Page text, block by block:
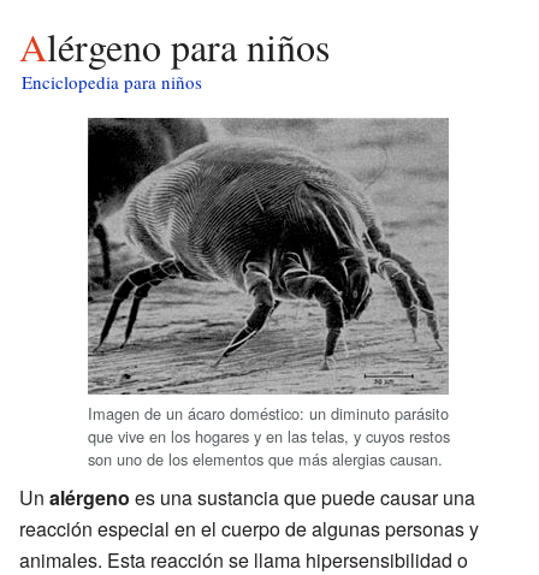
Alérgeno para niños
Enciclopedia para niños
Imagen de un ácaro doméstico: un diminuto parásito
que vive en los hogares y en las telas, y cuyos restos
son uno de los elementos que más alergias causan.
Un alérgeno es una sustancia que puede causar una
reacción especial en el cuerpo de algunas personas y
animales. Esta reacción se llama hipersensibilidad o